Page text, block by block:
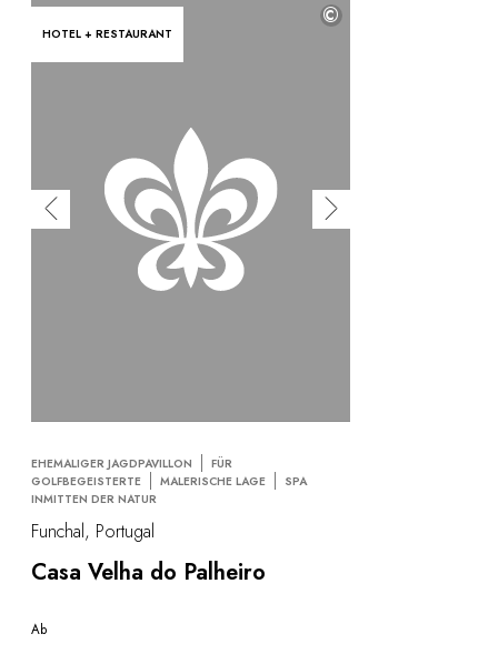
HOTEL + RESTAURANT
©
EHEMALIGER JAGDPAVILLON
FÜR
GOLFBEGEISTERTE
MALERISCHE LAGE
SPA
INMITTEN DER NATUR
Funchal, Portugal
Casa Velha do Palheiro
Ab